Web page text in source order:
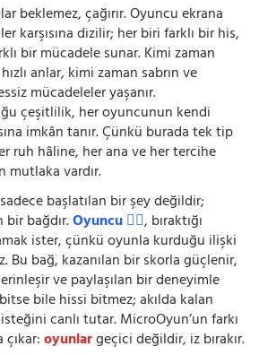
beklemez, çağırır. Oyuncu ekrana
karşısına dizilir; her biri farklı bir his,
bir mücadele sunar. Kimi zaman
anlar, kimi zaman sabrın ve
mücadeleler yaşanır.
çeşitlilik, her oyuncunun kendi
imkân tanır. Çünkü burada tek tip
ruh hâline, her ana ve her tercihe
mutlaka vardır.
başlatılan bir şey değildir;
bağdır.Oyuncu 🧍‍♂️, bıraktığı
ister, çünkü oyunla kurduğu ilişki
Bu bağ, kazanılan bir skorla güçlenir,
ve paylaşılan bir deneyimle
bile hissi bitmez; akılda kalan
canlı tutar. MicroOyun’un farkı
oyunlargeçici değildir, iz bırakır.